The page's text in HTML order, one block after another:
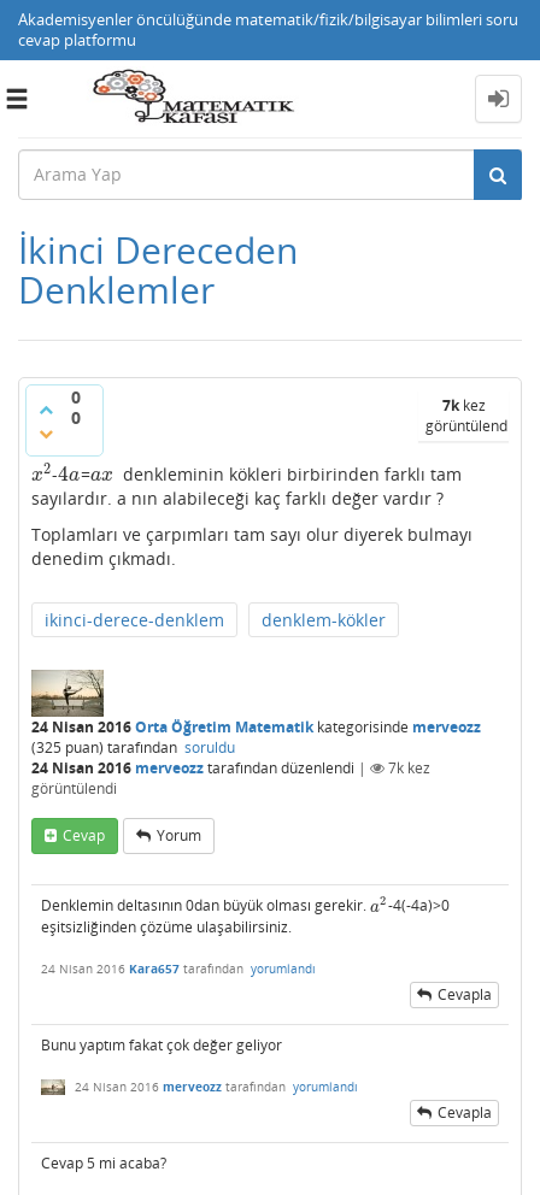
Akademisyenler öncülüğünde matematik/fizik/bilgisayar bilimleri soru
cevap platformu
Toggle
İkinci Dereceden
Denklemler
0
0
7kkez
görüntülendi
x2
x2-4a
4a=ax
ax
denkleminin kökleri birbirinden farklı tam
sayılardır. a nın alabileceği kaç farklı değer vardır ?
Toplamları ve çarpımları tam sayı olur diyerek bulmayı
denedim çıkmadı.
ikinci-derece-denklem denklem-kökler
24 Nisan 2016Orta Öğretim Matematikkategorisinde merveozz
(325 puan) tarafından soruldu
24 Nisan 2016 merveozztarafındandüzenlendi | 7k kez
görüntülendi
Cevap Yorum
Denklemin deltasının 0dan büyük olması gerekir. a2
a2-4(-4a)>0
eşitsizliğinden çözüme ulaşabilirsiniz.
24 Nisan 2016 Kara657 tarafından yorumlandı
Cevapla
Bunu yaptım fakat çok değer geliyor
24 Nisan 2016 merveozz tarafından yorumlandı
Cevapla
Cevap 5 mi acaba?